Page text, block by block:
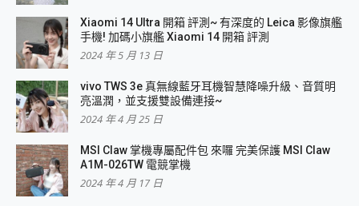
Xiaomi 14 Ultra 開箱 評測~ 有深度的 Leica 影像旗艦
手機! 加碼小旗艦 Xiaomi 14 開箱 評測
2024 年 5 月 13 日
vivo TWS 3e 真無線藍牙耳機智慧降噪升級、音質明
亮溫潤，並支援雙設備連接~
2024 年 4 月 25 日
MSI Claw 掌機專屬配件包 來囉 完美保護 MSI Claw
A1M-026TW 電競掌機
2024 年 4 月 17 日